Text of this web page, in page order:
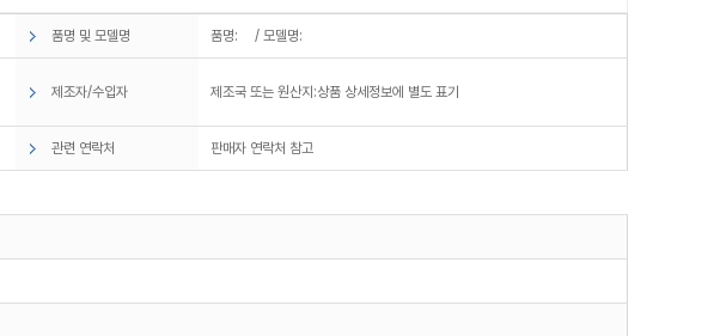
품명 및 모델명 품명: / 모델명:
제조자/수입자 제조국 또는 원산지:상품 상세정보에 별도 표기
관련 연락처 판매자 연락처 참고